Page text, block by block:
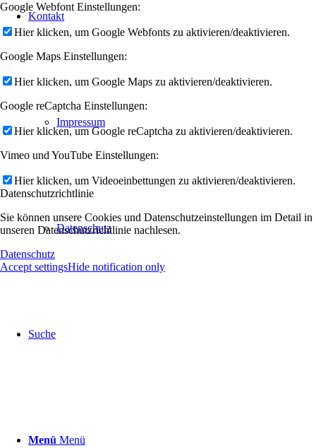
Kontakt
Impressum
Datenschutz
Suche
Menü Menü
Google Webfont Einstellungen:
Hier klicken, um Google Webfonts zu aktivieren/deaktivieren.
Google Maps Einstellungen:
Hier klicken, um Google Maps zu aktivieren/deaktivieren.
Google reCaptcha Einstellungen:
Hier klicken, um Google reCaptcha zu aktivieren/deaktivieren.
Vimeo und YouTube Einstellungen:
Hier klicken, um Videoeinbettungen zu aktivieren/deaktivieren.
Datenschutzrichtlinie
Sie können unsere Cookies und Datenschutzeinstellungen im Detail in
unseren Datenschutzrichtlinie nachlesen.
Datenschutz
Accept settingsHide notification only